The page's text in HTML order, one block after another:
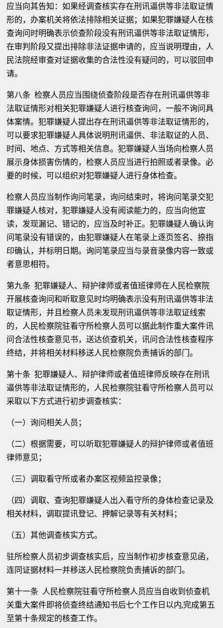
应当向其告知：如果经调查核实存在刑讯逼供等非法取证情
形的，办案机关将依法排除相关证据；如果犯罪嫌疑人在核
查询问时明确表示侦查阶段没有刑讯逼供等非法取证情形，
在审判阶段又提出排除非法证据申请的，应当说明理由，人
民法院经审查对证据收集的合法性没有疑问的，可以驳回申
请。
第八条 检察人员应当围绕侦查阶段是否存在刑讯逼供等非
法取证情形对相关犯罪嫌疑人进行核查询问，一般不询问具
体案情。犯罪嫌疑人提出存在刑讯逼供等非法取证情形的，
可以要求犯罪嫌疑人具体说明刑讯逼供、非法取证的人员、
时间、地点、方式等相关信息。犯罪嫌疑人当场向检察人员
展示身体损害伤情的，检察人员应当进行拍照或者录像。必
要的时候，可以组织对犯罪嫌疑人进行身体检查。
检察人员应当制作询问笔录，询问结束时，将询问笔录交犯
罪嫌疑人核对，犯罪嫌疑人没有阅读能力的，应当向他宣
读，发现漏记、错记的，应当及时补正。犯罪嫌疑人确认询
问笔录没有错误的，由犯罪嫌疑人在笔录上逐页签名、捺指
印确认，并标明日期。询问笔录应当与录音录像内容一致或
者意思相符。
第九条 犯罪嫌疑人、辩护律师或者值班律师在人民检察院
开展核查询问和听取意见时均明确表示没有刑讯逼供等非法
取证情形，并且检察人员未发现刑讯逼供等非法取证线索
的，人民检察院驻看守所检察人员可以据此制作重大案件讯
问合法性核查意见书，送达侦查机关，讯问合法性核查程序
终结，并将相关材料移送人民检察院负责捕诉的部门。
第十条 犯罪嫌疑人、辩护律师或者值班律师反映存在刑讯
逼供等非法取证情形的，人民检察院驻看守所检察人员可以
采取以下方式进行初步调查核实：
（一）询问相关人员；
（二）根据需要，可以听取犯罪嫌疑人的辩护律师或者值班
律师意见；
（三）调取看守所或者办案区视频监控录像；
（四）调取、查询犯罪嫌疑人出入看守所的身体检查记录及
相关材料，调取提讯登记、押解记录等有关材料；
（五）其他调查核实方式。
驻所检察人员初步调查核实后，应当制作初步核查意见函，
连同证据材料一并移送人民检察院负责捕诉的部门。
第十一条 人民检察院驻看守所检察人员应当自收到侦查机
关重大案件即将侦查终结通知书后七个工作日以内,完成第五
至第十条规定的核查工作。